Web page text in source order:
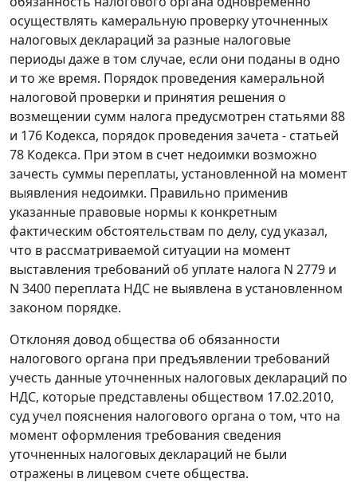
осуществлять камеральную проверку уточненных
налоговых деклараций за разные налоговые
периоды даже в том случае, если они поданы в одно
и то же время. Порядок проведения камеральной
налоговой проверки и принятия решения о
возмещении сумм налога предусмотрен статьями 88
и 176 Кодекса, порядок проведения зачета - статьей
78 Кодекса. При этом в счет недоимки возможно
зачесть суммы переплаты, установленной на момент
выявления недоимки. Правильно применив
указанные правовые нормы к конкретным
фактическим обстоятельствам по делу, суд указал,
что в рассматриваемой ситуации на момент
выставления требований об уплате налога N 2779 и
N 3400 переплата НДС не выявлена в установленном
законом порядке.
Отклоняя довод общества об обязанности
налогового органа при предъявлении требований
учесть данные уточненных налоговых деклараций по
НДС, которые представлены обществом 17.02.2010,
суд учел пояснения налогового органа о том, что на
момент оформления требования сведения
уточненных налоговых деклараций не были
отражены в лицевом счете общества.